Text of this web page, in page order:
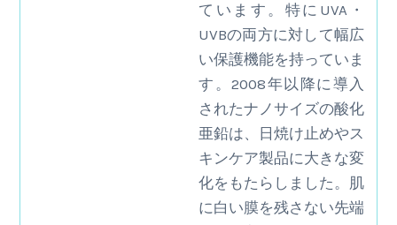
ています。特にUVA・
UVBの両方に対して幅広
い保護機能を持っていま
す。2008年以降に導入
されたナノサイズの酸化
亜鉛は、日焼け止めやス
キンケア製品に大きな変
化をもたらしました。肌
に白い膜を残さない先端